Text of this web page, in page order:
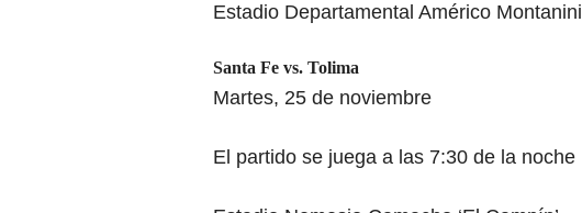
Estadio Departamental Américo Montanini
Santa Fe vs. Tolima
Martes, 25 de noviembre
El partido se juega a las 7:30 de la noche